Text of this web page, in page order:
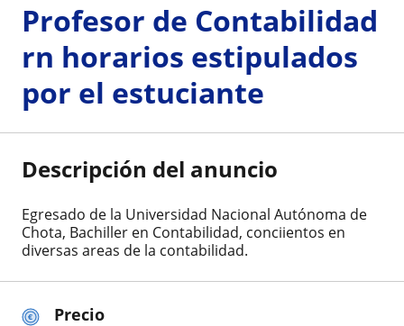
Precio
Profesor de Contabilidad
rn horarios estipulados
por el estuciante
Descripción del anuncio
Egresado de la Universidad Nacional Autónoma de
Chota, Bachiller en Contabilidad, conciientos en
diversas areas de la contabilidad.